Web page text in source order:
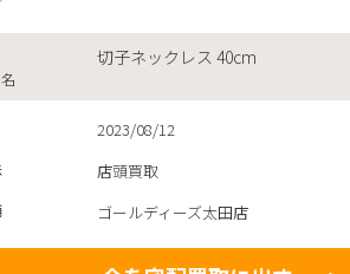
切子ネックレス 40cm
2023/08/12
店頭買取
ゴールディーズ太田店